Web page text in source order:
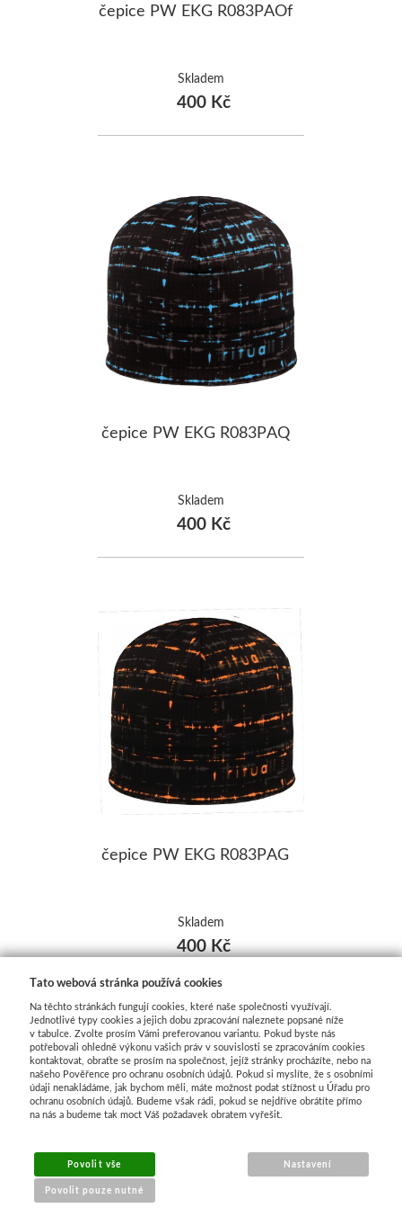
čepice PW EKG R083PAOf
Skladem
400 Kč
čepice PW EKG R083PAQ
Skladem
400 Kč
čepice PW EKG R083PAG
Skladem
400 Kč
Tato webová stránka používá cookies
Na těchto stránkách fungují cookies, které naše společnosti využívají.
Jednotlivé typy cookies a jejich dobu zpracování naleznete popsané níže
v tabulce. Zvolte prosím Vámi preferovanou variantu. Pokud byste nás
potřebovali ohledně výkonu vašich práv v souvislosti se zpracováním cookies
kontaktovat, obraťte se prosím na společnost, jejíž stránky procházíte, nebo na
našeho Pověřence pro ochranu osobních údajů. Pokud si myslíte, že s osobními
údaji nenakládáme, jak bychom měli, máte možnost podat stížnost u Úřadu pro
ochranu osobních údajů. Budeme však rádi, pokud se nejdříve obrátíte přímo
na nás a budeme tak moct Váš požadavek obratem vyřešit.
Povolit vše
Povolit pouze nutné
Nastavení